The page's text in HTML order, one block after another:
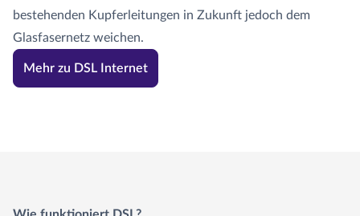
bestehenden Kupferleitungen in Zukunft jedoch dem
Glasfasernetz weichen.
Mehr zu DSL Internet